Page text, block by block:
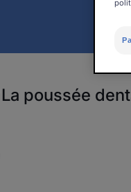
poussée